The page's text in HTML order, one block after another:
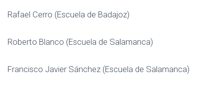
Rafael Cerro (Escuela de Badajoz)
Roberto Blanco (Escuela de Salamanca)
Francisco Javier Sánchez (Escuela de Salamanca)